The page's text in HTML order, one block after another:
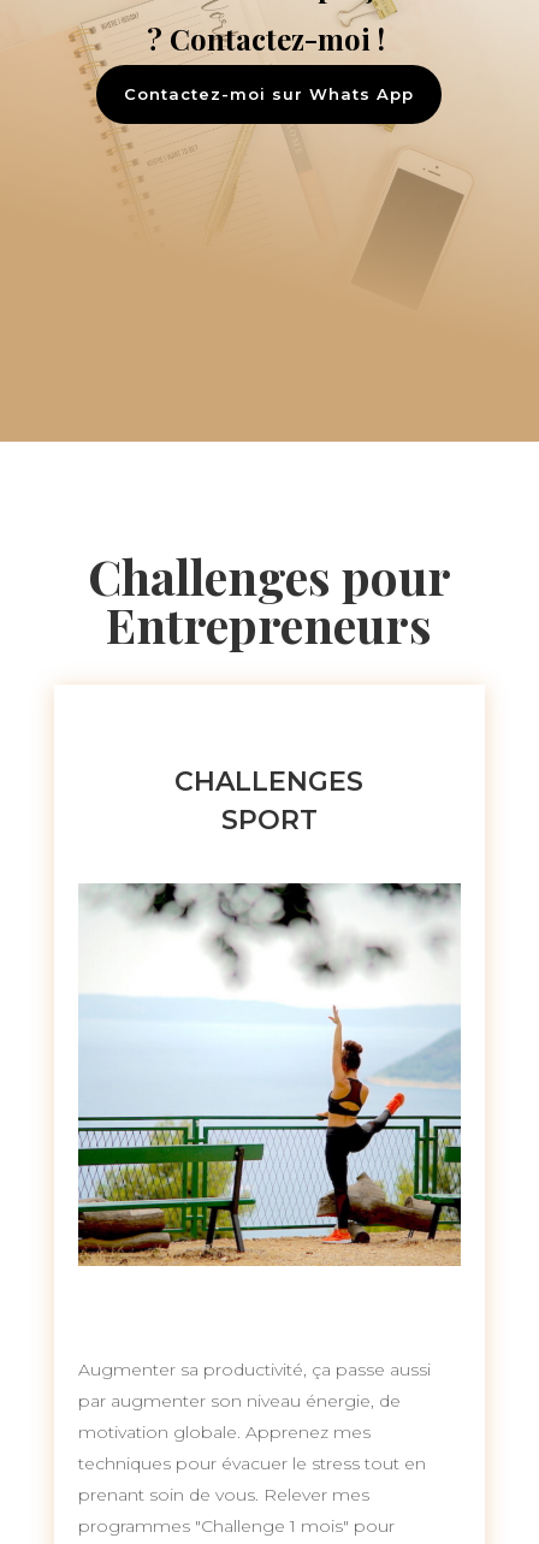
? Contactez-moi !
Contactez-moi sur Whats App
Challenges pour
Entrepreneurs
CHALLENGES
SPORT
Augmenter sa productivité, ça passe aussi
par augmenter son niveau énergie, de
motivation globale. Apprenez mes
techniques pour évacuer le stress tout en
prenant soin de vous. Relever mes
programmes "Challenge 1 mois" pour